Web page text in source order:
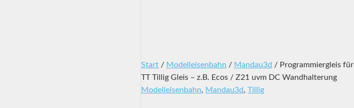
Start / Modelleisenbahn / Mandau3d / Programmiergleis für
TT Tillig Gleis – z.B. Ecos / Z21 uvm DC Wandhalterung
Modelleisenbahn, Mandau3d,Tillig